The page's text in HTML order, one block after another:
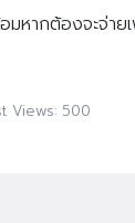
หากต้องจะจ่าย
Views: 500